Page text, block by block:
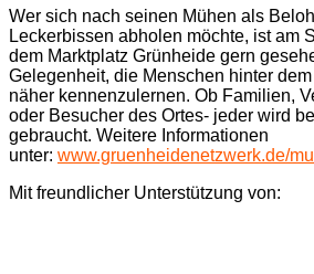
Wer sich nach seinen Mühen als
Leckerbissen abholen möchte, ist am
dem Marktplatz Grünheide gern
Gelegenheit, die Menschen hinter
näher kennenzulernen. Ob Familien,
oder Besucher des Ortes- jeder wird
gebraucht. Weitere Informationen
unter: www.gruenheidenetzwerk.de/
Mit freundlicher Unterstützung von: